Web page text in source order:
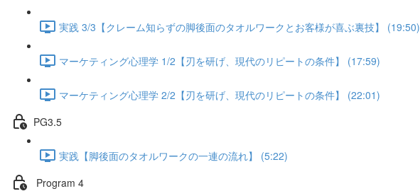
実践 3/3【クレーム知らずの脚後面のタオルワークとお客様が喜ぶ裏技】 (19:50)
マーケティング心理学 1/2【刃を研げ、現代のリピートの条件】 (17:59)
マーケティング心理学 2/2【刃を研げ、現代のリピートの条件】 (22:01)
PG3.5
実践【脚後面のタオルワークの一連の流れ】 (5:22)
Program 4